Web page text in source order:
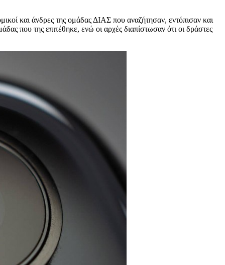
και άνδρες της ομάδας ΔΙΑΣ που αναζήτησαν, εντόπισαν και
που της επιτέθηκε, ενώ οι αρχές διαπίστωσαν ότι οι δράστες